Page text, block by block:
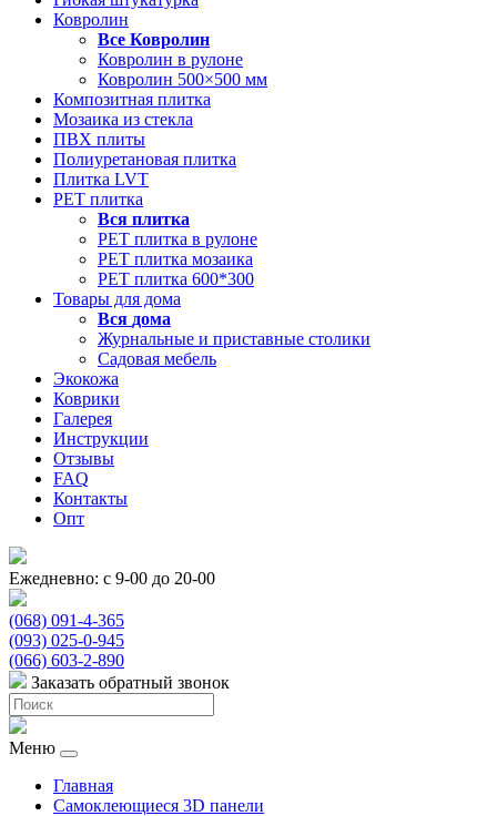
Ковролин
Все Ковролин
Ковролин в рулоне
Ковролин 500×500 мм
Композитная плитка
Мозаика из стекла
ПВХ плиты
Полиуретановая плитка
Плитка LVT
РЕТ плитка
Вся плитка
РЕТ плитка в рулоне
РЕТ плитка мозаика
РЕТ плитка 600*300
Товары для дома
Вся дома
Журнальные и приставные столики
Садовая мебель
Экокожа
Коврики
Галерея
Инструкции
Отзывы
FAQ
Контакты
Опт
Ежедневно: с 9-00 до 20-00
(068) 091-4-365
(093) 025-0-945
(066) 603-2-890
Заказать обратный звонок
Меню
Главная
Самоклеющиеся 3D панели